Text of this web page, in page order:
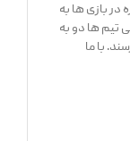
۲۴ تیم این قاره در بازی ها به
ها دو به
با ما